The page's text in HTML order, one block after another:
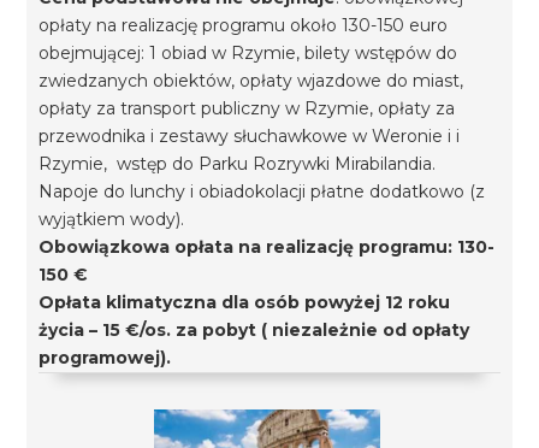
opłaty na realizację programu około 130-150 euro
obejmującej: 1 obiad w Rzymie, bilety wstępów do
zwiedzanych obiektów, opłaty wjazdowe do miast,
opłaty za transport publiczny w Rzymie, opłaty za
przewodnika i zestawy słuchawkowe w Weronie i i
Rzymie, wstęp do Parku Rozrywki Mirabilandia.
Napoje do lunchy i obiadokolacji płatne dodatkowo (z
wyjątkiem wody).
Obowiązkowa opłata na realizację programu: 130-
150 €
Opłata klimatyczna dla osób powyżej 12 roku
życia – 15 €/os. za pobyt ( niezależnie od opłaty
programowej).